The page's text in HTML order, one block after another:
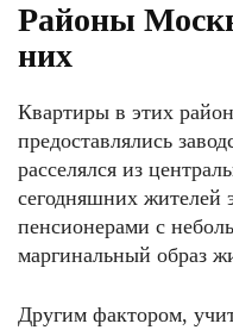
Районы
них
Квартиры в этих
предоставлялись
расселялся из
сегодняшних жителей
пенсионерами с
маргинальный образ
Другим фактором,